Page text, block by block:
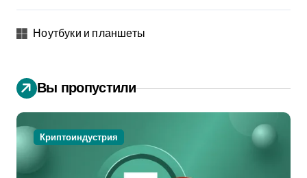
Ноутбуки и планшеты
Вы пропустили
Криптоиндустрия